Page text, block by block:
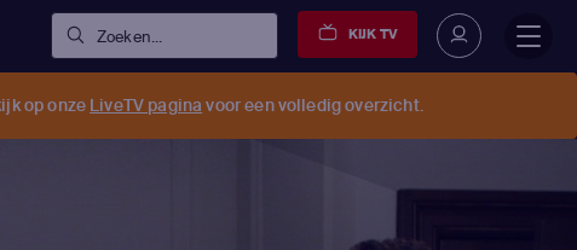
Zoeken... KIJK TV
op onze LiveTV pagina voor een volledig overzicht.